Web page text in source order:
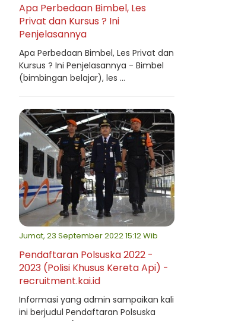
Apa Perbedaan Bimbel, Les
Privat dan Kursus ? Ini
Penjelasannya
Apa Perbedaan Bimbel, Les Privat dan
Kursus ? Ini Penjelasannya - Bimbel
(bimbingan belajar), les ...
Jumat, 23 September 2022 15:12 Wib
Pendaftaran Polsuska 2022 -
2023 (Polisi Khusus Kereta Api) -
recruitment.kai.id
Informasi yang admin sampaikan kali
ini berjudul Pendaftaran Polsuska